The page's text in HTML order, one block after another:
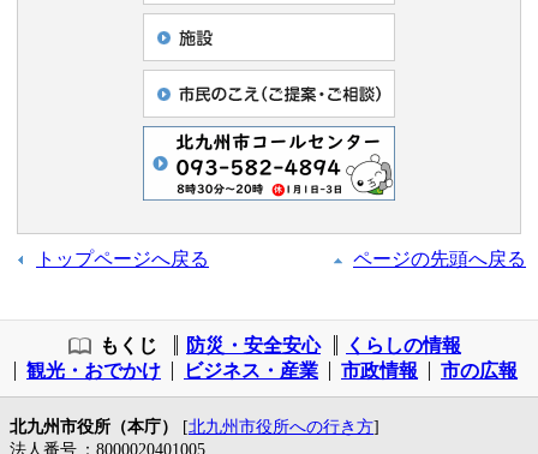
トップページへ戻る ページの先頭へ戻る
もくじ 防災・安全安心
くらしの情報
観光・おでかけ
ビジネス・産業 市政情報 市の広報
北九州市役所（本庁） [北九州市役所への行き方]
法人番号 ：8000020401005